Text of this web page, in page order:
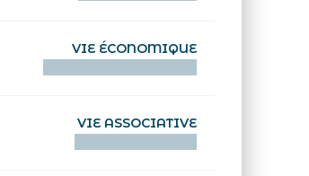
VIE ÉCONOMIQUE
VIE ASSOCIATIVE